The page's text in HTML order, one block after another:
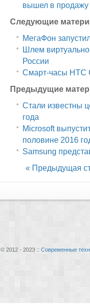
вышел в продажу
Следующие
МегаФон
Шлем
России
Смарт-часы HTC
Предыдущие
Стали известны
года
Microsoft
половине 2016
Samsung
« Предыдущая
© 2012 - 2023 :: Современные